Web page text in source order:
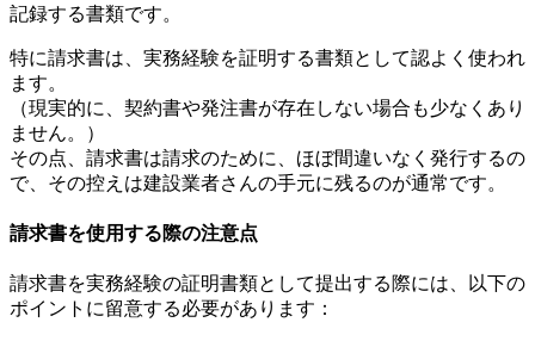
記録する書類です。
特に請求書は、実務経験を証明する書類として認よく使われ
ます。
（現実的に、契約書や発注書が存在しない場合も少なくあり
ません。）
その点、請求書は請求のために、ほぼ間違いなく発行するの
で、その控えは建設業者さんの手元に残るのが通常です。
請求書を使用する際の注意点
請求書を実務経験の証明書類として提出する際には、以下の
ポイントに留意する必要があります：